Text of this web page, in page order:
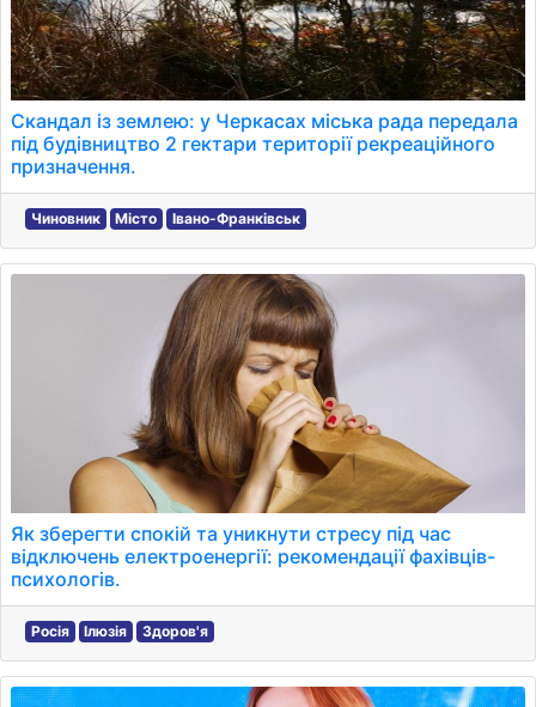
Скандал із землею: у Черкасах міська рада передала
під будівництво 2 гектари території рекреаційного
призначення.
Чиновник Місто Івано-Франківськ
Як зберегти спокій та уникнути стресу під час
відключень електроенергії: рекомендації фахівців-
психологів.
Росія Ілюзія Здоров'я